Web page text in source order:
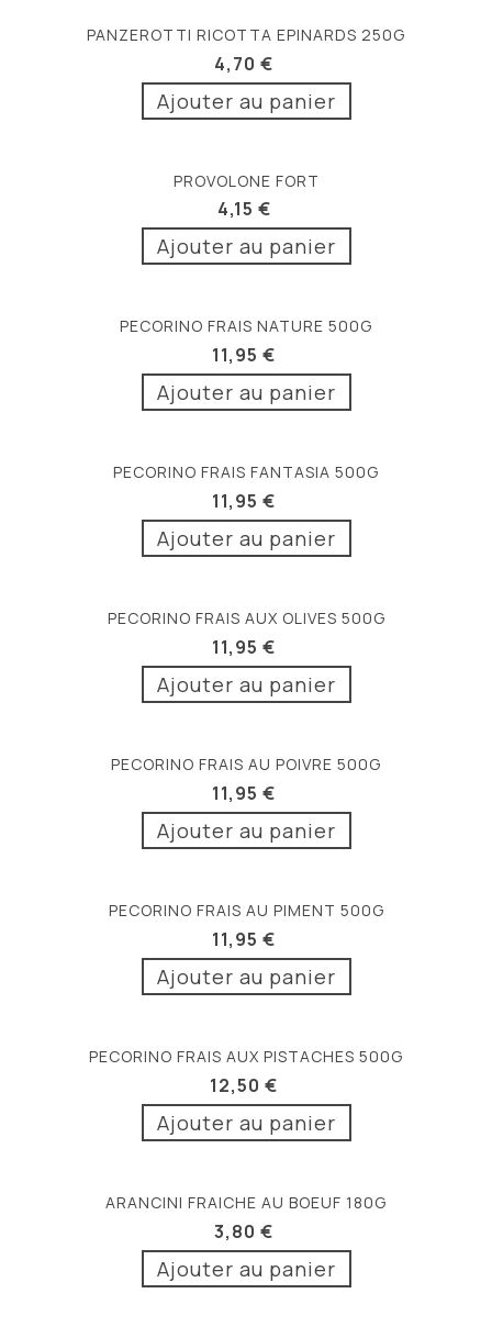
PANZEROTTI RICOTTA EPINARDS 250G
4,70 €
Ajouter au panier
PROVOLONE FORT
4,15 €
Ajouter au panier
PECORINO FRAIS NATURE 500G
11,95 €
Ajouter au panier
PECORINO FRAIS FANTASIA 500G
11,95 €
Ajouter au panier
PECORINO FRAIS AUX OLIVES 500G
11,95 €
Ajouter au panier
PECORINO FRAIS AU POIVRE 500G
11,95 €
Ajouter au panier
PECORINO FRAIS AU PIMENT 500G
11,95 €
Ajouter au panier
PECORINO FRAIS AUX PISTACHES 500G
12,50 €
Ajouter au panier
ARANCINI FRAICHE AU BOEUF 180G
3,80 €
Ajouter au panier